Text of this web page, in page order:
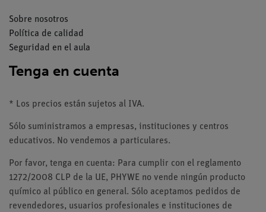
Sobre nosotros
Política de calidad
Seguridad en el aula
Tenga en cuenta
* Los precios están sujetos al IVA.
Sólo suministramos a empresas, instituciones y centros
educativos. No vendemos a particulares.
Por favor, tenga en cuenta: Para cumplir con el reglamento
1272/2008 CLP de la UE, PHYWE no vende ningún producto
químico al público en general. Sólo aceptamos pedidos de
revendedores, usuarios profesionales e instituciones de